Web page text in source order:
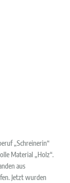
„Schreinerin“
Material „Holz“.
aus
Jetzt wurden